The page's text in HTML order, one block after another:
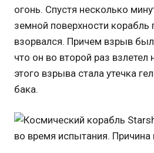
огонь. Спустя несколько
земной поверхности корабль
взорвался. Причем взрыв
что он во второй раз взлетел
этого взрыва стала утечка
бака.